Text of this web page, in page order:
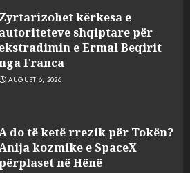
Zyrtarizohet kërkesa e
autoriteteve shqiptare për
ekstradimin e Ermal Beqirit
Franca
AUGUST 6, 2026
do të ketë rrezik për Tokën?
kozmike e SpaceX
në Hënë